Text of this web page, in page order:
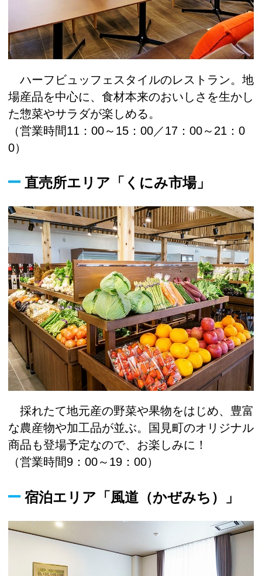
ハーフビュッフェスタイルのレストラン。地
場産品を中心に、食材本来のおいしさを生かし
た惣菜やサラダが楽しめる。
（営業時間11：00～15：00／17：00～21：0
0）
直売所エリア「くにみ市場」
採れたて地元産の野菜や果物をはじめ、豊富
な農産物や加工品が並ぶ。国見町のオリジナル
商品も登場予定なので、お楽しみに！
（営業時間9：00～19：00）
宿泊エリア「風道（かぜみち）」